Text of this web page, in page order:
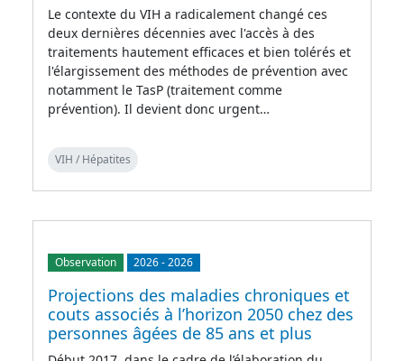
Le contexte du VIH a radicalement changé ces
deux dernières décennies avec l'accès à des
traitements hautement efficaces et bien tolérés et
l'élargissement des méthodes de prévention avec
notamment le TasP (traitement comme
prévention). Il devient donc urgent…
VIH / Hépatites
Observation 2026-2026
Projections des maladies chroniques et
couts associés à l’horizon 2050 chez des
personnes âgées de 85 ans et plus